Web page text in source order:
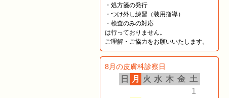
・処方箋の発行
・つけ外し練習（装用指導）
・検査のみの対応
は行っておりません。
ご理解・ご協力をお願いいたします。
8月の皮膚科診察日
日 月 火 水 木 金 土
1